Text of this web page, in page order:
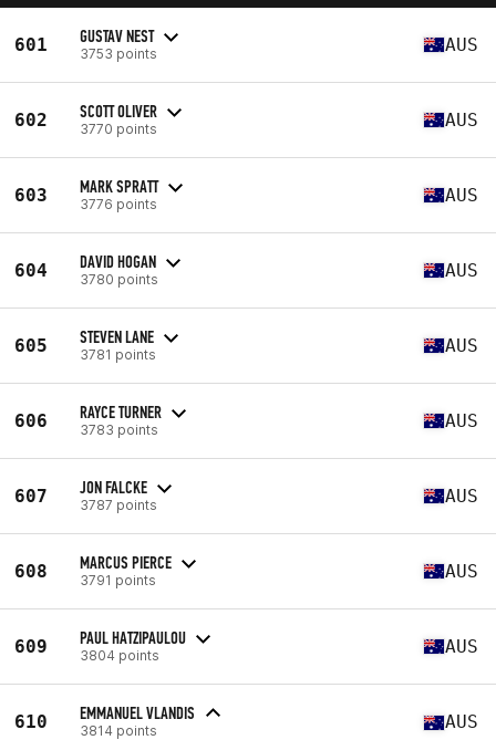
601 GUSTAV NEST
3753 points AUS
602 SCOTT OLIVER
3770 points AUS
603 MARK SPRATT
3776 points AUS
604 DAVID HOGAN
3780 points AUS
605 STEVEN LANE
3781 points AUS
606 RAYCE TURNER
3783 points AUS
607 JON FALCKE
3787 points AUS
608 MARCUS PIERCE
3791 points AUS
609 PAUL HATZIPAULOU
3804 points AUS
610 EMMANUEL VLANDIS
3814 points AUS